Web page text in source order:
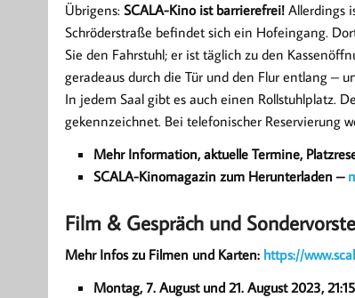
Übrigens: SCALA-Kino ist barrierefrei!Allerdings
Schröderstraße befindet sich ein Hofeingang.
Sie den Fahrstuhl; er ist täglich zu den
geradeaus durch die Tür und den Flur entlang –
In jedem Saal gibt es auch einen Rollstuhlplatz.
gekennzeichnet. Bei telefonischer Reservierung
Mehr Information, aktuelle Termine,
SCALA-Kinomagazin zum Herunterladen –
Film & Gespräch und
Mehr Infos zu Filmen und Karten: https://
Montag, 7. August und 21. August 2023,